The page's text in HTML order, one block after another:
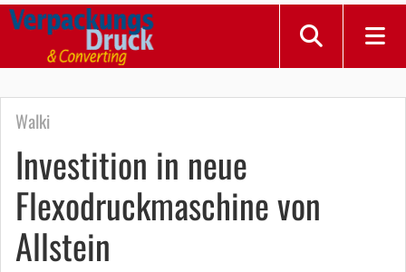
Walki
Investition in neue
Flexodruckmaschine von
Allstein